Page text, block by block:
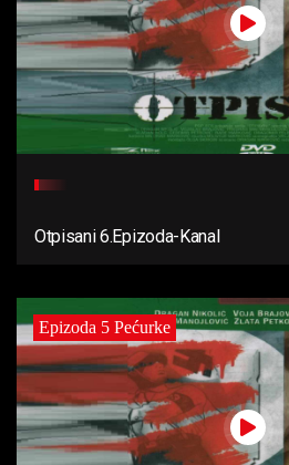
Otpisani 6.Epizoda-Kanal
Epizoda 5 Pećurke